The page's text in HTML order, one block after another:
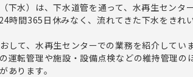
下水）は、下水道管を通って、水再生センタ
時間365日休みなく、流れてきた下水をきれ
して、水再生センターでの業務を紹介していま
運転管理や施設・設備点検などの維持管理の
あります。